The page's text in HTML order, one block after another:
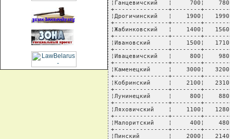
¦Ганцевичский   ¦     700¦
+---------------+--------
¦Дрогичинский   ¦    1900¦
+---------------+--------
¦Жабинковский   ¦    1400¦
+---------------+--------
¦Ивановский     ¦    1500¦
+---------------+--------
¦Ивацевичский   ¦     800¦
+---------------+--------
¦Каменецкий     ¦    3000¦
+---------------+--------
¦Кобринский     ¦    2100¦
+---------------+--------
¦Лунинецкий     ¦     800¦
+---------------+--------
¦Ляховичский    ¦    1100¦
+---------------+--------
¦Малоритский    ¦     400¦
+---------------+--------
¦Пинский        ¦    2000¦